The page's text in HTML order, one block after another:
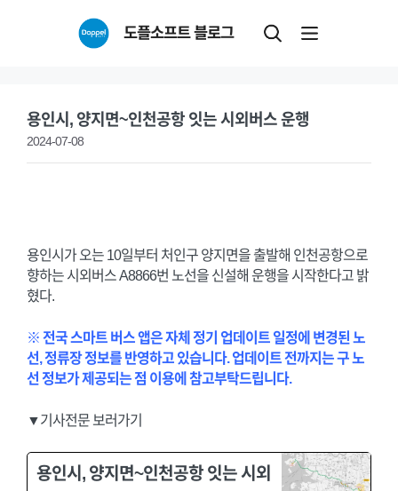
도플소프트 블로그
용인시, 양지면~인천공항 잇는 시외버스 운행
2024-07-08
용인시가 오는 10일부터 처인구 양지면을 출발해 인천공항으로
향하는 시외버스 A8866번 노선을 신설해 운행을 시작한다고 밝
혔다.
※ 전국 스마트 버스 앱은 자체 정기 업데이트 일정에 변경된 노
선, 정류장 정보를 반영하고 있습니다. 업데이트 전까지는 구 노
선 정보가 제공되는 점 이용에 참고부탁드립니다.
▼기사전문 보러가기
용인시, 양지면~인천공항 잇는 시외